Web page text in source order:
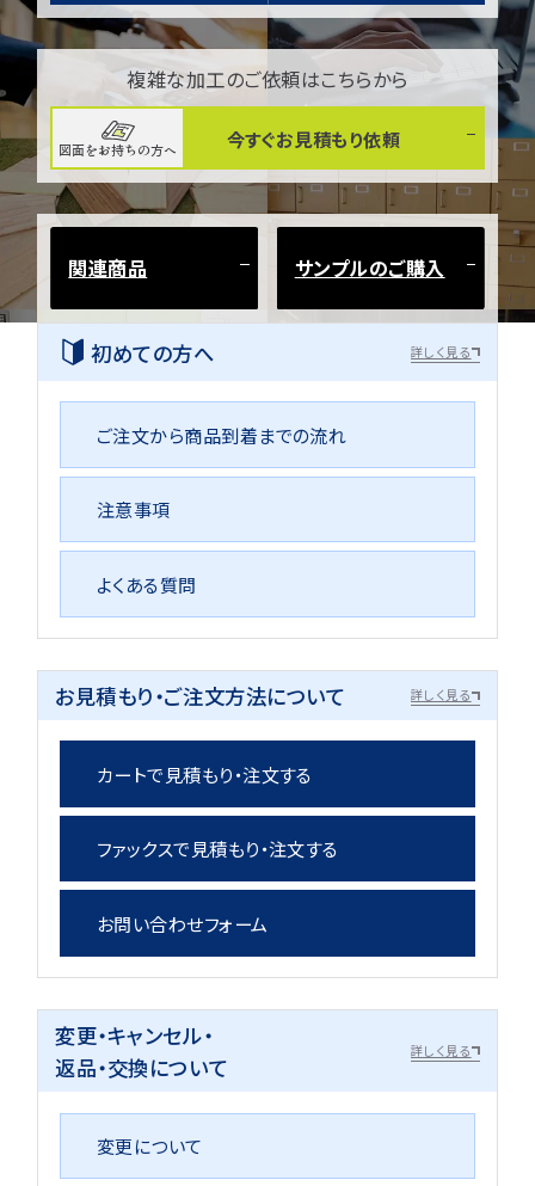
複雑な加工のご依頼はこちらから
図面をお持ちの方へ 今すぐお見積もり依頼
関連商品 サンプルのご購入
初めての方へ 詳しく見る
ご注文から商品到着までの流れ
注意事項
よくある質問
お見積もり・ご注文方法について 詳しく見る
カートで見積もり・注文する
ファックスで見積もり・注文する
お問い合わせフォーム
変更・キャンセル・
返品・交換について
詳しく見る
変更について